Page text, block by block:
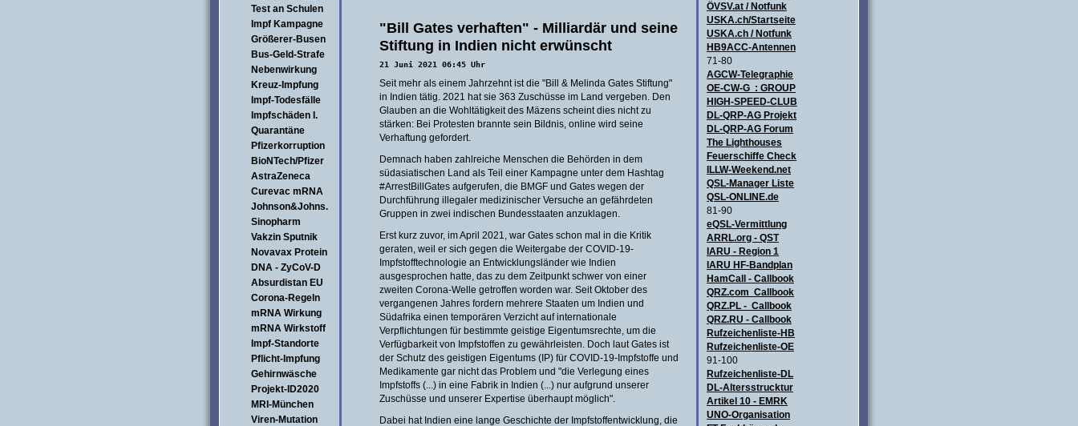
Test an Schulen
Impf Kampagne
Größerer-Busen
Bus-Geld-Strafe
Nebenwirkung
Kreuz-Impfung
Impf-Todesfälle
Impfschäden I.
Quarantäne
Pfizerkorruption
BioNTech/Pfizer
AstraZeneca
Curevac mRNA
Johnson&Johns.
Sinopharm
Vakzin Sputnik
Novavax Protein
DNA - ZyCoV-D
Absurdistan EU
Corona-Regeln
mRNA Wirkung
mRNA Wirkstoff
Impf-Standorte
Pflicht-Impfung
Gehirnwäsche
Projekt-ID2020
MRI-München
Viren-Mutation
ÖVSV.at / Notfunk
USKA.ch/Startseite
USKA.ch / Notfunk
HB9ACC-Antennen
71-80
AGCW-Telegraphie
OE-CW-G : GROUP
HIGH-SPEED-CLUB
DL-QRP-AG Projekt
DL-QRP-AG Forum
The Lighthouses
Feuerschiffe Check
ILLW-Weekend.net
QSL-Manager Liste
QSL-ONLINE.de
81-90
eQSL-Vermittlung
ARRL.org - QST
IARU - Region 1
IARU HF-Bandplan
HamCall - Callbook
QRZ.com Callbook
QRZ.PL - Callbook
QRZ.RU - Callbook
Rufzeichenliste-HB
Rufzeichenliste-OE
91-100
Rufzeichenliste-DL
DL-Altersstrucktur
Artikel 10 - EMRK
UNO-Organisation
"Bill Gates verhaften" - Milliardär und seine
Stiftung in Indien nicht erwünscht
21 Juni 2021 06:45 Uhr
Seit mehr als einem Jahrzehnt ist die "Bill & Melinda Gates Stiftung"
in Indien tätig. 2021 hat sie 363 Zuschüsse im Land vergeben. Den
Glauben an die Wohltätigkeit des Mäzens scheint dies nicht zu
stärken: Bei Protesten brannte sein Bildnis, online wird seine
Verhaftung gefordert.
Demnach haben zahlreiche Menschen die Behörden in dem
südasiatischen Land als Teil einer Kampagne unter dem Hashtag
#ArrestBillGates aufgerufen, die BMGF und Gates wegen der
Durchführung illegaler medizinischer Versuche an gefährdeten
Gruppen in zwei indischen Bundesstaaten anzuklagen.
Erst kurz zuvor, im April 2021, war Gates schon mal in die Kritik
geraten, weil er sich gegen die Weitergabe der COVID-19-
Impfstofftechnologie an Entwicklungsländer wie Indien
ausgesprochen hatte, das zu dem Zeitpunkt schwer von einer
zweiten Corona-Welle getroffen worden war. Seit Oktober des
vergangenen Jahres fordern mehrere Staaten um Indien und
Südafrika einen temporären Verzicht auf internationale
Verpflichtungen für bestimmte geistige Eigentumsrechte, um die
Verfügbarkeit von Impfstoffen zu gewährleisten. Doch laut Gates ist
der Schutz des geistigen Eigentums (IP) für COVID-19-Impfstoffe und
Medikamente gar nicht das Problem und "die Verlegung eines
Impfstoffs (...) in eine Fabrik in Indien (...) nur aufgrund unserer
Zuschüsse und unserer Expertise überhaupt möglich".
Dabei hat Indien eine lange Geschichte der Impfstoffentwicklung, die